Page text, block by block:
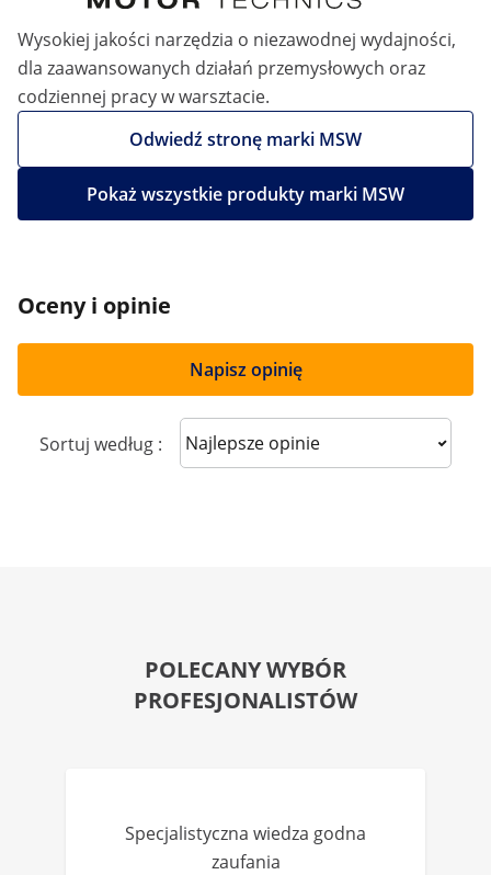
Wysokiej jakości narzędzia o niezawodnej wydajności,
dla zaawansowanych działań przemysłowych oraz
codziennej pracy w warsztacie.
Odwiedź stronę marki MSW
Pokaż wszystkie produkty marki MSW
Oceny i opinie
Napisz opinię
Sortuj według : Sort reviews
POLECANY WYBÓR
PROFESJONALISTÓW
Specjalistyczna wiedza godna
zaufania